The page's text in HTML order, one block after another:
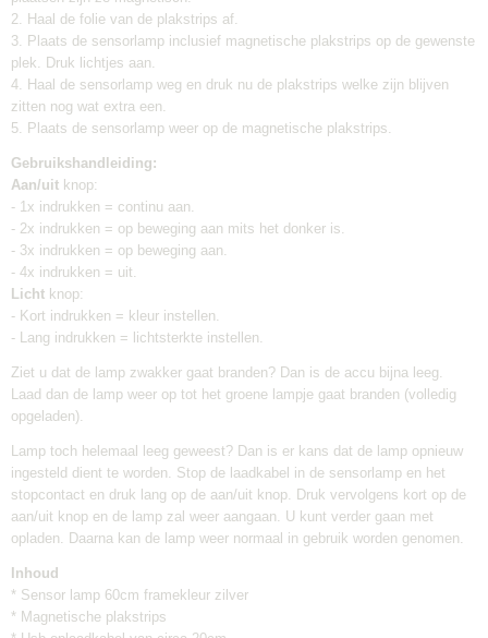
2. Haal de folie van de plakstrips af.
3. Plaats de sensorlamp inclusief magnetische plakstrips op de gewenste
plek. Druk lichtjes aan.
4. Haal de sensorlamp weg en druk nu de plakstrips welke zijn blijven
zitten nog wat extra een.
5. Plaats de sensorlamp weer op de magnetische plakstrips.
Gebruikshandleiding:
Aan/uit knop:
- 1x indrukken = continu aan.
- 2x indrukken = op beweging aan mits het donker is.
- 3x indrukken = op beweging aan.
- 4x indrukken = uit.
Licht knop:
- Kort indrukken = kleur instellen.
- Lang indrukken = lichtsterkte instellen.
Ziet u dat de lamp zwakker gaat branden? Dan is de accu bijna leeg.
Laad dan de lamp weer op tot het groene lampje gaat branden (volledig
opgeladen).
Lamp toch helemaal leeg geweest? Dan is er kans dat de lamp opnieuw
ingesteld dient te worden. Stop de laadkabel in de sensorlamp en het
stopcontact en druk lang op de aan/uit knop. Druk vervolgens kort op de
aan/uit knop en de lamp zal weer aangaan. U kunt verder gaan met
opladen. Daarna kan de lamp weer normaal in gebruik worden genomen.
Inhoud
* Sensor lamp 60cm framekleur zilver
* Magnetische plakstrips